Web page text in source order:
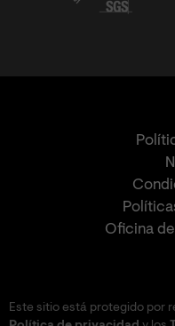
Oficina
Este sitio está protegido por